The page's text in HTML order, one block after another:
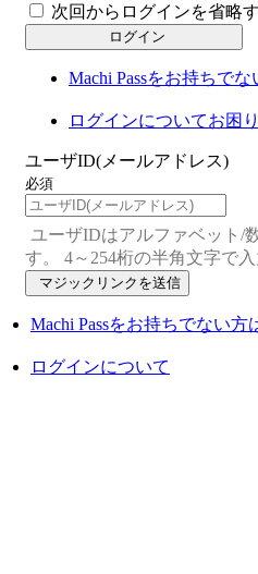
次回からログインを省略
ログイン
Machi Passをお持ちで
ログインについてお困
ユーザID(メールアドレス)
必須
ユーザIDはアルファベット/
す。 4～254桁の半角文字で入
マジックリンクを送信
Machi Passをお持ちでない方
ログインについて